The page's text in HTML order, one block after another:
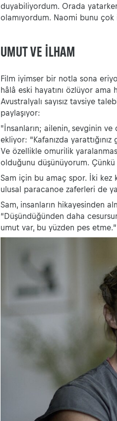
duyabiliyordum. Orada yatarken
olamıyordum. Naomi bunu
UMUT VE İLHAM
Film iyimser bir notla sona
hâlâ eski hayatını özlüyor
Avustralyalı sayısız tavsiye
paylaşıyor:
"İnsanların; ailenin, sevginin
ekliyor: “Kafanızda
Ve özellikle omurilik
olduğunu düşünüyorum. Çünkü
Sam için bu amaç spor. İki kez
ulusal paracanoe zaferleri de
Sam, insanların hikayesinden
“Düşündüğünden daha
umut var, bu yüzden pes etme.”